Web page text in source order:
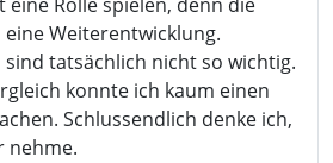
eine Rolle spielen, denn die
Weiterentwicklung.
sind tatsächlich nicht so wichtig.
konnte ich kaum einen
Schlussendlich denke ich,
nehme.